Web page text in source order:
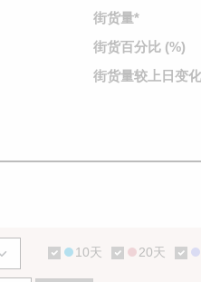
街货量*
街货百分比 (%)
街货量较 上日变化
10天 20天